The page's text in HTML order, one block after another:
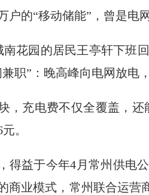
户的“移动储能”，曾是电
南花园的居民王亭轩下班
职”：晚高峰向电网放电
，充电费不仅全覆盖，
。
得益于今年4月常州供电
商业模式，常州联合运营